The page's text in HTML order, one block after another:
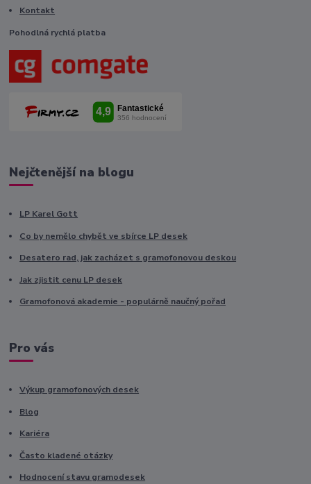
Kontakt
Pohodlná rychlá platba
Nejčtenější na blogu
LP Karel Gott
Co by nemělo chybět ve sbírce LP desek
Desatero rad, jak zacházet s gramofonovou deskou
Jak zjistit cenu LP desek
Gramofonová akademie - populárně naučný pořad
Pro vás
Výkup gramofonových desek
Blog
Kariéra
Často kladené otázky
Hodnocení stavu gramodesek